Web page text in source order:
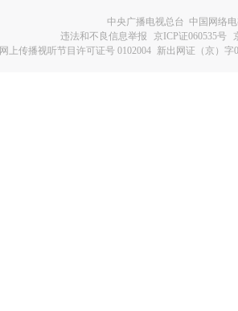
中央广播电视总台 中国网络
违法和不良信息举报
京ICP证060535号
网上传播视听节目许可证号 0102004 新出网证（京）